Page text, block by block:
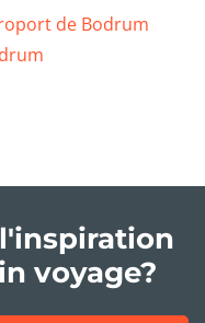
de Bodrum
voyage?